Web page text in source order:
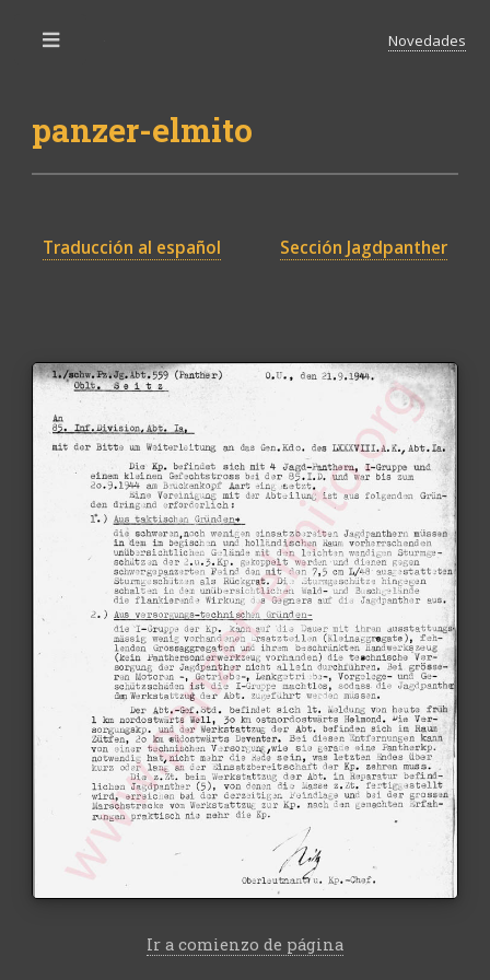
panzer-elmito
Novedades
Traducción al español Sección Jagdpanther
Ir a comienzo de página